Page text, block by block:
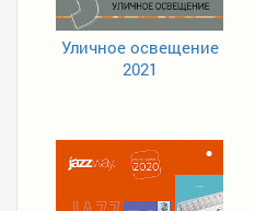
Уличное освещение
2021